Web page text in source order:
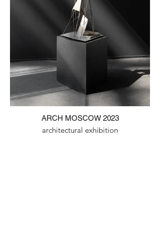
ARCH MOSCOW 2023
architectural exhibition